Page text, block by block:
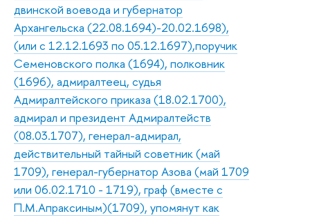
двинской воевода и губернатор
Архангельска (22.08.1694)-20.02.1698),
(или с 12.12.1693 по 05.12.1697),поручик
Семеновского полка (1694), полковник
(1696), адмиралтеец, судья
Адмиралтейского приказа (18.02.1700),
адмирал и президент Адмиралтейств
(08.03.1707), генерал-адмирал,
действительный тайный советник (май
1709), генерал-губернатор Азова (май 1709
или 06.02.1710 - 1719), граф (вместе с
П.М.Апраксиным)(1709), упомянут как